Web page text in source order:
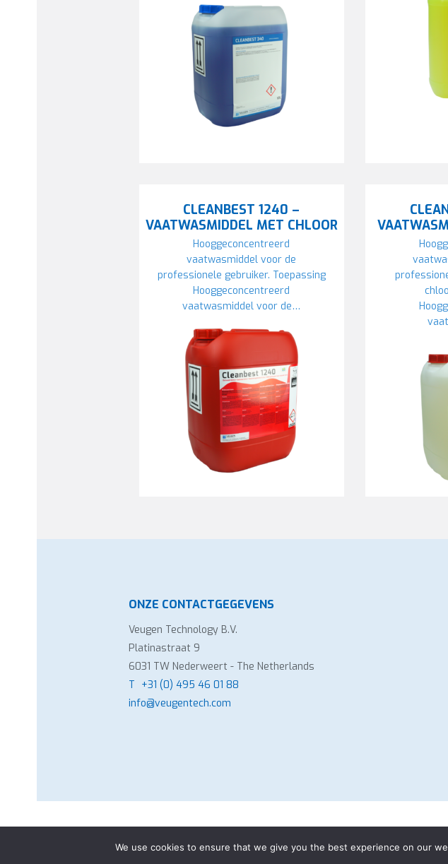
CLEANBEST 1240 –
VAATWASMIDDEL MET CHLOOR
Hooggeconcentreerd
vaatwasmiddel voor de
professionele gebruiker. Toepassing
Hooggeconcentreerd
vaatwasmiddel voor de…
ONZE CONTACTGEGEVENS
Veugen Technology B.V.
Platinastraat 9
6031 TW Nederweert - The Netherlands
T +31 (0) 495 46 01 88
info@veugentech.com
We use cookies to ensure that we give you the best experience on our